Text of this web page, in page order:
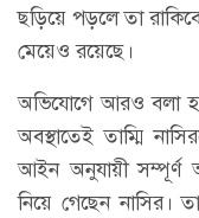
ছড়িয়ে পড়লে তা
মেয়েও রয়েছে।
অভিযোগে আরও বলা
অবস্থাতেই তাম্মি
আইন অনুযায়ী সম্পূর্ণ
নিয়ে গেছেন নাসির।